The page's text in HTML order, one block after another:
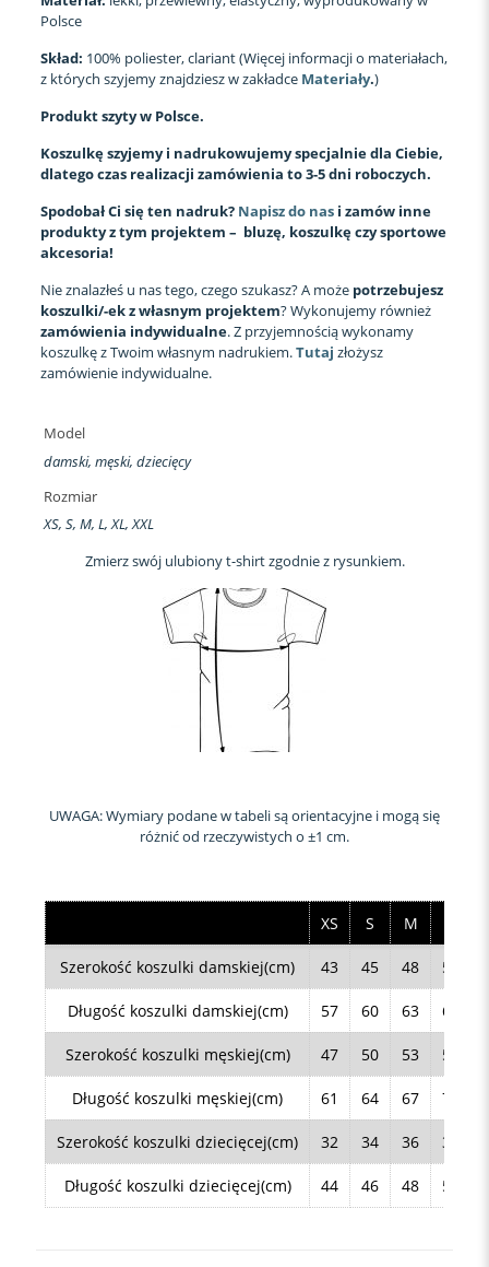
Polsce
Skład: 100% poliester, clariant (Więcej informacji o materiałach,
z których szyjemy znajdziesz w zakładce Materiały.)
Produkt szyty w Polsce.
Koszulkę szyjemy i nadrukowujemy specjalnie dla Ciebie,
dlatego czas realizacji zamówienia to 3-5 dni roboczych.
Spodobał Ci się ten nadruk? Napisz do nas i zamów inne
produkty z tym projektem – bluzę, koszulkę czy sportowe
akcesoria!
Nie znalazłeś u nas tego, czego szukasz? A może potrzebujesz
koszulki/-ek z własnym projektem? Wykonujemy również
zamówienia indywidualne. Z przyjemnością wykonamy
koszulkę z Twoim własnym nadrukiem.Tutaj złożysz
zamówienie indywidualne.
Model
damski, męski, dziecięcy
Rozmiar
XS, S, M, L, XL, XXL
Zmierz swój ulubiony t-shirt zgodnie z rysunkiem.
UWAGA: Wymiary podane w tabeli są orientacyjne i mogą się
różnić od rzeczywistych o ±1 cm.
XS S M
Szerokość koszulki damskiej(cm) 43 45 48 50
Długość koszulki damskiej(cm) 57 60 63 66
Szerokość koszulki męskiej(cm) 47 50 53 56
Długość koszulki męskiej(cm) 61 64 67 70
Szerokość koszulki dziecięcej(cm) 32 34 36 38
Długość koszulki dziecięcej(cm) 44 46 48 50